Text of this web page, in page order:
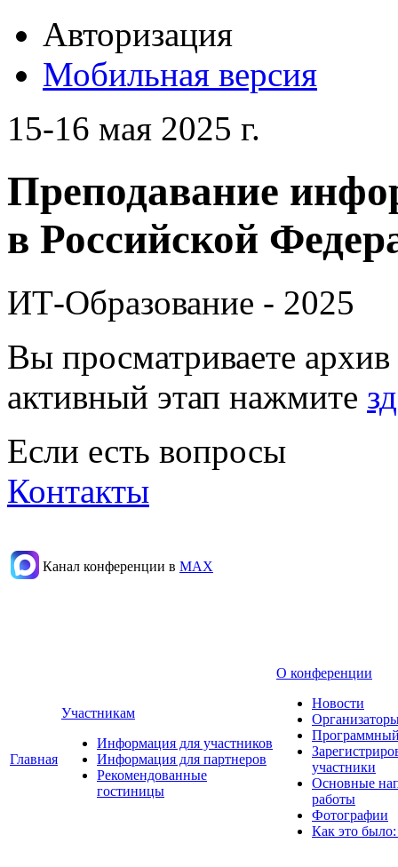
Авторизация
Мобильная версия
15-16 мая 2025 г.
Преподавание
в Российской
ИТ-Образование - 2025
Вы просматриваете
активный этап нажмите
Если есть вопросы
Контакты
Канал конференции в МАХ
Главная
Участникам
Информация для участников
Информация для партнеров
Рекомендованные
гостиницы
О конференции
Новости
участники
Основные
работы
Фотографии
Как это